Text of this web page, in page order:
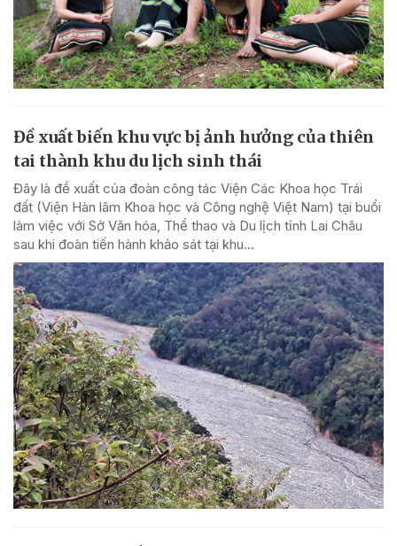
Đề xuất biến khu vực bị ảnh hưởng của thiên
tai thành khu du lịch sinh thái
Đây là đề xuất của đoàn công tác Viện Các Khoa học Trái
đất (Viện Hàn lâm Khoa học và Công nghệ Việt Nam) tại buổi
làm việc với Sở Văn hóa, Thể thao và Du lịch tỉnh Lai Châu
sau khi đoàn tiến hành khảo sát tại khu...